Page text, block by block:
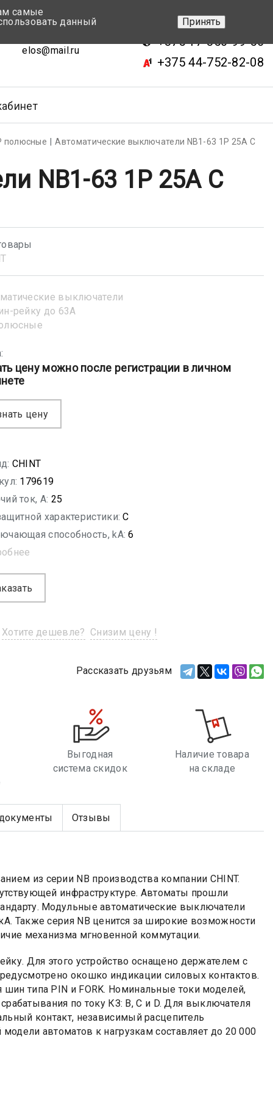
elos@mail.ru
+375 17-343-46-70
+375 17-350-99-56
+375 44-752-82-08
полюсные
Автоматические выключатели NB1-63 1P 25A C
NB1-63 1P 25A C
выключатели
рейку до 63А
цену можно после регистрации в личном
цену
CHINT
179619
ток, A: 25
характеристики: C
способность, kA: 6
Хотите дешевле? Снизим цену !
Рассказать друзьям
Выгодная
система скидок
Наличие товара
на складе
Отзывы
из серии NB производства компании CHINT.
инфраструктуре. Автоматы прошли
Модульные автоматические выключатели
Также серия NB ценится за широкие возможности
механизма мгновенной коммутации.
Для этого устройство оснащено держателем с
окошко индикации силовых контактов.
типа PIN и FORK. Номинальные токи моделей,
по току КЗ: B, C и D. Для выключателя
контакт, независимый расцепитель
автоматов к нагрузкам составляет до 20 000
самые
данный
Принять